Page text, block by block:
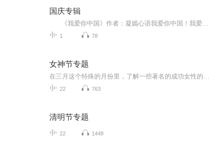
国庆专辑
1 78
女神节专题
22 763
清明节专题
22 1448